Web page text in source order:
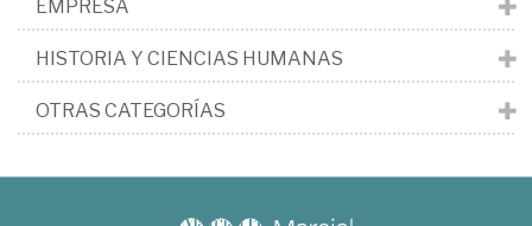
EMPRESA
HISTORIA Y CIENCIAS HUMANAS
OTRAS CATEGORÍAS